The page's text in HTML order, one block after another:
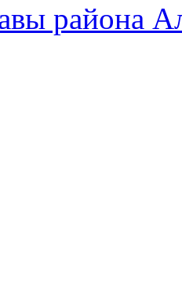
района